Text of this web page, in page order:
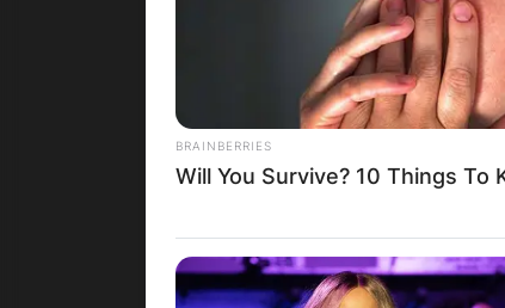
BRAINBERRIES
Will You Survive? 10 Things To